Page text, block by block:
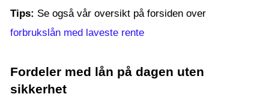
Tips: Se også vår oversikt på forsiden over
forbrukslån med laveste rente
Fordeler med lån på dagen uten
sikkerhet